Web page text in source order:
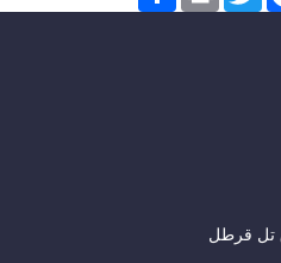
تل قرطل